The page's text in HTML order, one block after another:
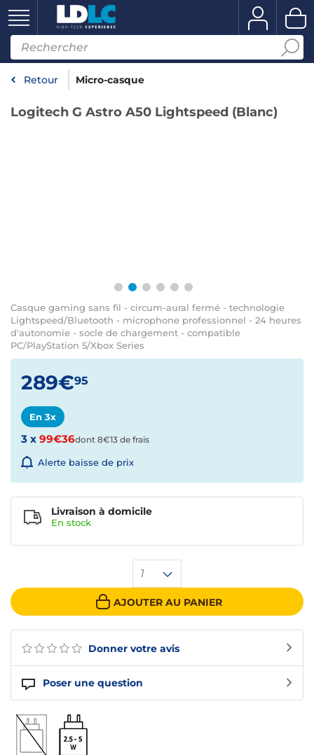
Retour Micro-casque
Logitech G Astro A50 Lightspeed (Blanc)
Casque gaming sans fil - circum-aural fermé - technologie
Lightspeed/Bluetooth - microphone professionnel - 24 heures
d'autonomie - socle de chargement - compatible
PC/PlayStation 5/Xbox Series
Donner votre avis
Poser une question
289€95
En 3x
3 x 99€36dont 8€13 de frais
Alerte baisse de prix
1
AJOUTER AU PANIER
Livraison à domicile
En stock